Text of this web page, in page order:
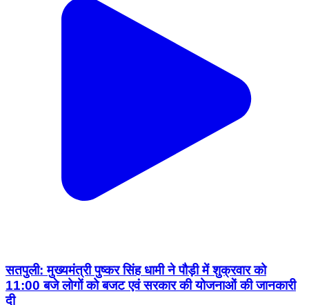
सतपुली: मुख्यमंत्री पुष्कर सिंह धामी ने पौड़ी में शुक्रवार को
11:00 बजे लोगों को बजट एवं सरकार की योजनाओं की जानकारी
दी